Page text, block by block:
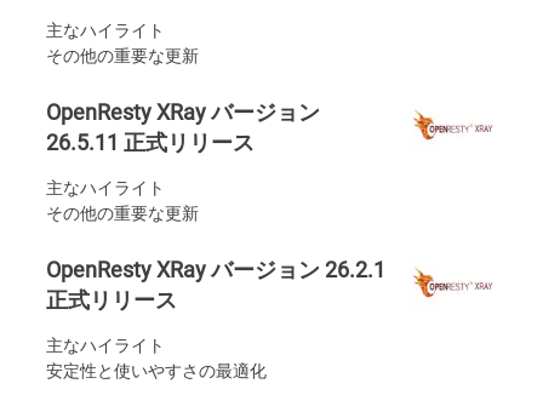
主なハイライト
その他の重要な更新
OpenResty XRay バージョン
26.5.11 正式リリース
主なハイライト
その他の重要な更新
OpenResty XRay バージョン 26.2.1
正式リリース
主なハイライト
安定性と使いやすさの最適化